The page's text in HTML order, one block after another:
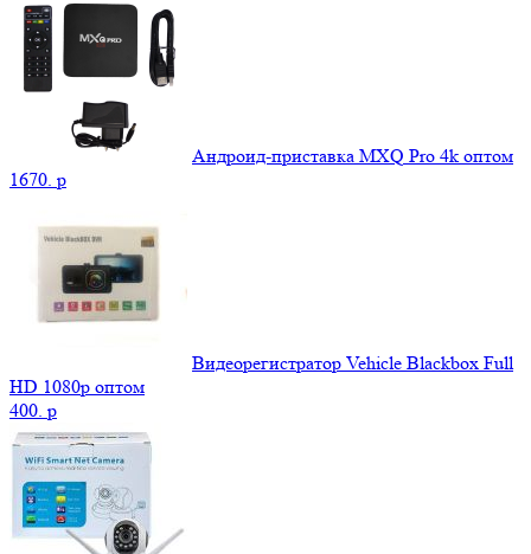
Андроид-приставка MXQ Pro 4k оптом
1670. p
Видеорегистратор Vehicle Blackbox Full
HD 1080p оптом
400. p